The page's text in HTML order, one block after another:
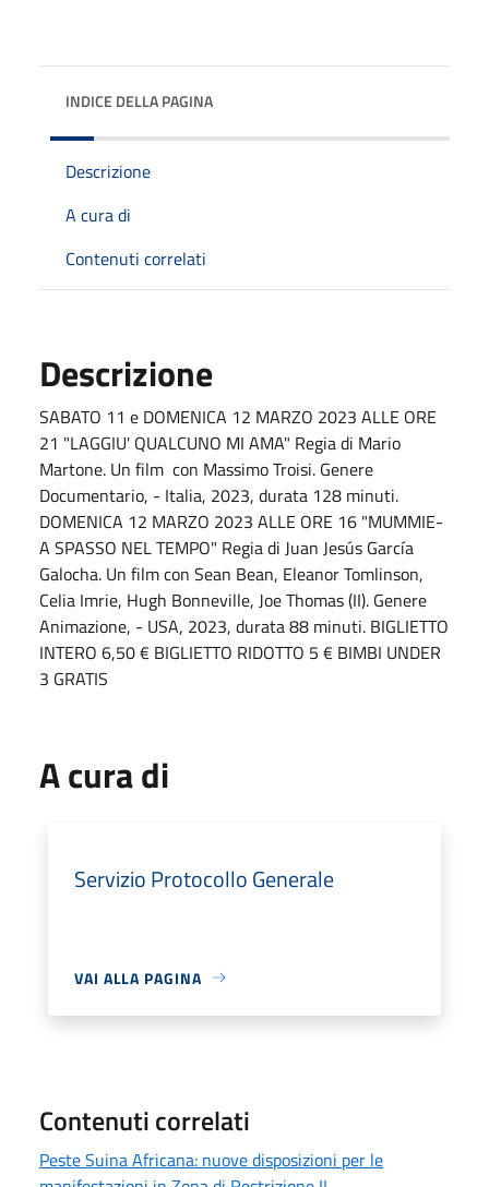
INDICE DELLA PAGINA
Descrizione
A cura di
Contenuti correlati
Descrizione
SABATO 11 e DOMENICA 12 MARZO 2023 ALLE ORE
21 "LAGGIU' QUALCUNO MI AMA" Regia di Mario
Martone. Un film con Massimo Troisi. Genere
Documentario, - Italia, 2023, durata 128 minuti.
DOMENICA 12 MARZO 2023 ALLE ORE 16 "MUMMIE-
A SPASSO NEL TEMPO" Regia di Juan Jesús García
Galocha. Un film con Sean Bean, Eleanor Tomlinson,
Celia Imrie, Hugh Bonneville, Joe Thomas (II). Genere
Animazione, - USA, 2023, durata 88 minuti. BIGLIETTO
INTERO 6,50 € BIGLIETTO RIDOTTO 5 € BIMBI UNDER
3 GRATIS
A cura di
Servizio Protocollo Generale
VAI ALLA PAGINA
Contenuti correlati
Peste Suina Africana: nuove disposizioni per le